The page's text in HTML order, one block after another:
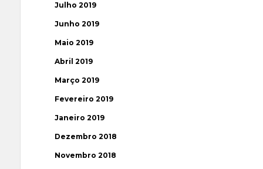
Julho 2019
Junho 2019
Maio 2019
Abril 2019
Março 2019
Fevereiro 2019
Janeiro 2019
Dezembro 2018
Novembro 2018